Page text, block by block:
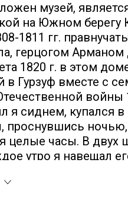
музей,
на Южном
1811 гг.
герцогом
1820 г. в этом
Гурзуф вместе с
войны
я сиднем, купался
проснувшись
целые часы. В двух
утро я навещал
встреч, поэтом